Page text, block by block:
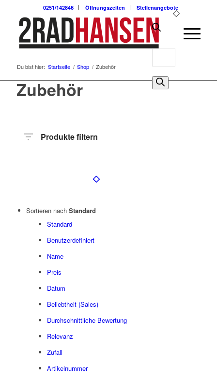
0251/142846 Öffnungszeiten Stellenangebote
0
Du bist hier: Startseite / Shop / Zubehör
Zubehör
Produkte filtern
Sortieren nach Standard
Standard
Benutzerdefiniert
Name
Preis
Datum
Beliebtheit (Sales)
Durchschnittliche Bewertung
Relevanz
Zufall
Artikelnummer